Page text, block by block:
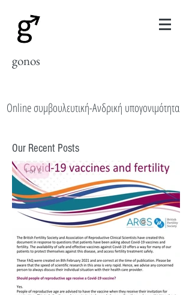
gonos
Online συμβουλευτική-Ανδρική υπογονιμότητα
Our Recent Posts